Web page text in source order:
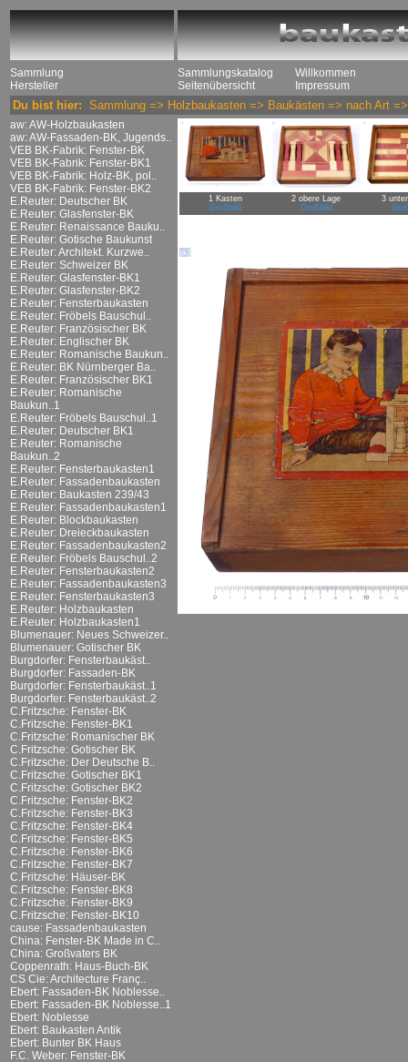
Sammlung
Hersteller
Sammlungskatalog
Seitenübersicht
Willkommen
Impressum
Du bist hier: Sammlung => Holzbaukasten => Baukästen => nach Art
aw: AW-Holzbaukasten
aw: AW-Fassaden-BK, Jugends..
VEB BK-Fabrik: Fenster-BK
VEB BK-Fabrik: Fenster-BK1
VEB BK-Fabrik: Holz-BK, pol..
VEB BK-Fabrik: Fenster-BK2
E.Reuter: Deutscher BK
E.Reuter: Glasfenster-BK
E.Reuter: Renaissance Bauku..
E.Reuter: Gotische Baukunst
E.Reuter: Architekt. Kurzwe..
E.Reuter: Schweizer BK
E.Reuter: Glasfenster-BK1
E.Reuter: Glasfenster-BK2
E.Reuter: Fensterbaukasten
E.Reuter: Fröbels Bauschul..
E.Reuter: Französischer BK
E.Reuter: Englischer BK
E.Reuter: Romanische Baukun..
E.Reuter: BK Nürnberger Ba..
E.Reuter: Französischer BK1
E.Reuter: Romanische
Baukun..1
E.Reuter: Fröbels Bauschul..1
E.Reuter: Deutscher BK1
E.Reuter: Romanische
Baukun..2
E.Reuter: Fensterbaukasten1
E.Reuter: Fassadenbaukasten
E.Reuter: Baukasten 239/43
E.Reuter: Fassadenbaukasten1
E.Reuter: Blockbaukasten
E.Reuter: Dreieckbaukasten
E.Reuter: Fassadenbaukasten2
E.Reuter: Fröbels Bauschul..2
E.Reuter: Fensterbaukasten2
E.Reuter: Fassadenbaukasten3
E.Reuter: Fensterbaukasten3
E.Reuter: Holzbaukasten
E.Reuter: Holzbaukasten1
Blumenauer: Neues Schweizer..
Blumenauer: Gotischer BK
Burgdorfer: Fensterbaukäst..
Burgdorfer: Fassaden-BK
Burgdorfer: Fensterbaukäst..1
Burgdorfer: Fensterbaukäst..2
C.Fritzsche: Fenster-BK
C.Fritzsche: Fenster-BK1
C.Fritzsche: Romanischer BK
C.Fritzsche: Gotischer BK
C.Fritzsche: Der Deutsche B..
C.Fritzsche: Gotischer BK1
C.Fritzsche: Gotischer BK2
C.Fritzsche: Fenster-BK2
C.Fritzsche: Fenster-BK3
C.Fritzsche: Fenster-BK4
C.Fritzsche: Fenster-BK5
C.Fritzsche: Fenster-BK6
C.Fritzsche: Fenster-BK7
C.Fritzsche: Häuser-BK
C.Fritzsche: Fenster-BK8
C.Fritzsche: Fenster-BK9
C.Fritzsche: Fenster-BK10
cause: Fassadenbaukasten
China: Fenster-BK Made in C..
China: Großvaters BK
Coppenrath: Haus-Buch-BK
CS Cie: Architecture Franç..
Ebert: Fassaden-BK Noblesse..
Ebert: Fassaden-BK Noblesse..1
Ebert: Noblesse
Ebert: Baukasten Antik
Ebert: Bunter BK Haus
F.C. Weber: Fenster-BK
1 Kasten
Großbild
2 obere Lage
Großbild
3